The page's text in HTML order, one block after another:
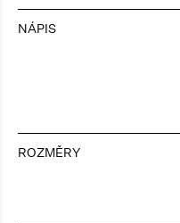
NÁPIS
ROZMĚRY